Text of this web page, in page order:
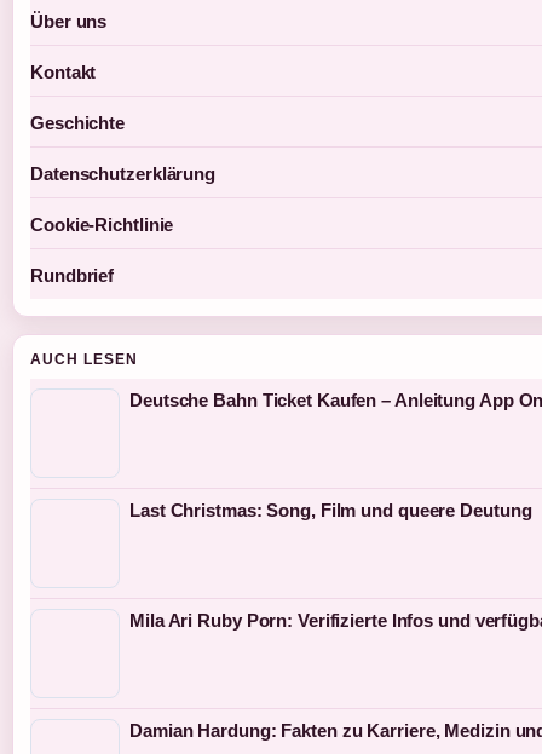
Über uns
Kontakt
Geschichte
Datenschutzerklärung
Cookie-Richtlinie
Rundbrief
AUCH LESEN
Deutsche Bahn Ticket Kaufen – Anleitung App
Last Christmas: Song, Film und queere Deutung
Mila Ari Ruby Porn: Verifizierte Infos und
Damian Hardung: Fakten zu Karriere, Medizin